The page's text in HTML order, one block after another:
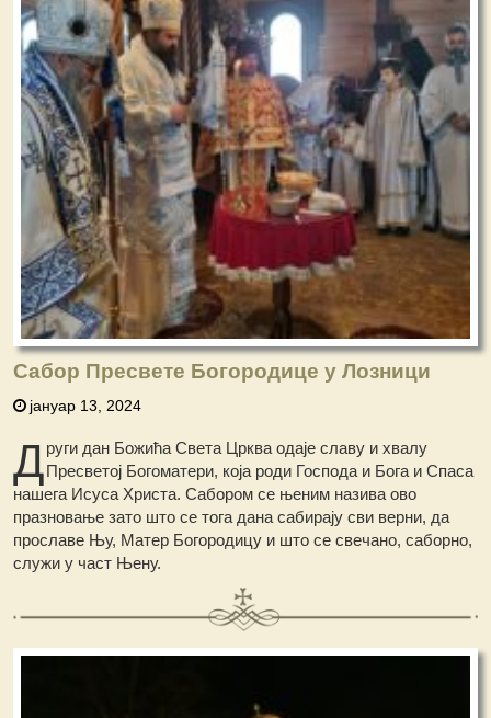
Сабор Пресвете Богородице у Лозници
јануар 13, 2024
Други дан Божића Света Црква одаје славу и хвалу
Пресветој Богоматери, која роди Господа и Бога и Спаса
нашега Исуса Христа. Сабором се њеним назива ово
празновање зато што се тога дана сабирају сви верни, да
прославе Њу, Матер Богородицу и што се свечано, саборно,
служи у част Њену.